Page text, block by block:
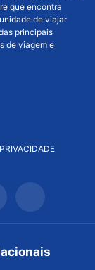
que encontra
de viajar
principais
de viagem e
PRIVACIDADE